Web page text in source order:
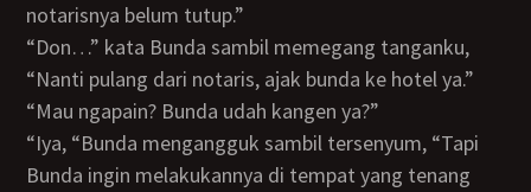
notarisnya belum tutup.”
“Don…” kata Bunda sambil memegang tanganku,
“Nanti pulang dari notaris, ajak bunda ke hotel ya.”
“Mau ngapain? Bunda udah kangen ya?”
“Iya, “Bunda mengangguk sambil tersenyum, “Tapi
Bunda ingin melakukannya di tempat yang tenang